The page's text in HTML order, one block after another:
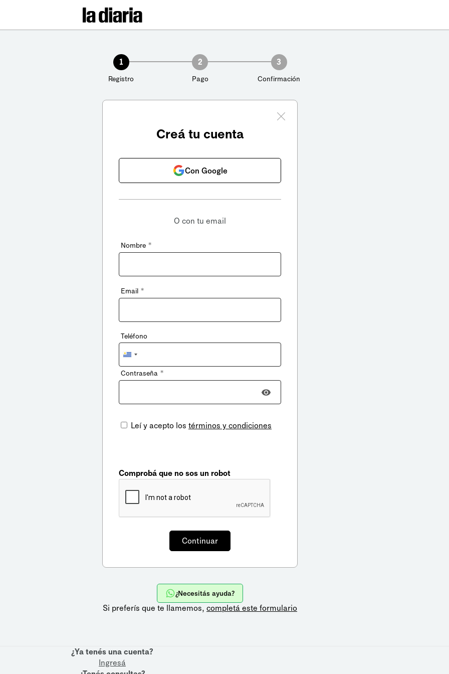
1
Registro
2
Pago
3
Confirmación
Creá tu cuenta
Con Google
O con tu email
Nombre *
Email *
Teléfono
Uruguay
+598
Contraseña *
Leí y acepto los términos y condiciones
Comprobá que no sos un robot
¿Necesitás ayuda?
Si preferís que te llamemos, completá este formulario
¿Ya tenés una cuenta?
Ingresá